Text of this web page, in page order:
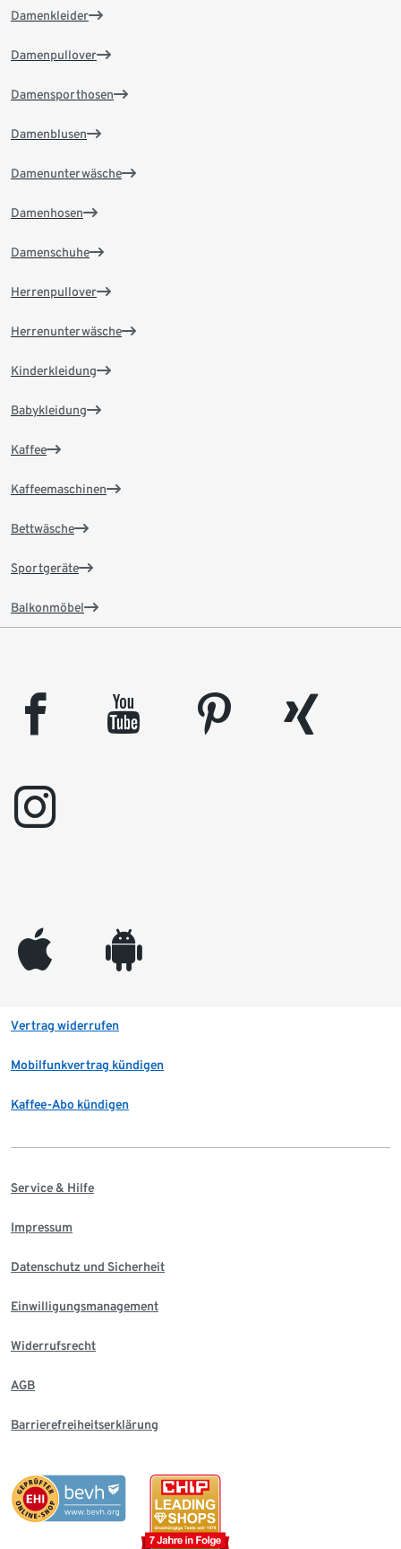
Damenkleider
Damenpullover
Damensporthosen
Damenblusen
Damenunterwäsche
Damenhosen
Damenschuhe
Herrenpullover
Herrenunterwäsche
Kinderkleidung
Babykleidung
Kaffee
Kaffeemaschinen
Bettwäsche
Sportgeräte
Balkonmöbel
facebook youtube pinterest
xing
instagram
appleinc android
Vertrag widerrufen
Mobilfunkvertrag kündigen
Kaffee-Abo kündigen
Service & Hilfe
Impressum
Datenschutz und Sicherheit
Einwilligungsmanagement
Widerrufsrecht
AGB
Barrierefreiheitserklärung